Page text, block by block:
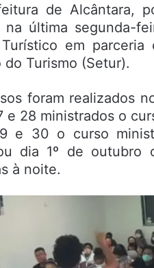
de Alcântara,
na última segunda-
em
do Turismo (Setur).
foram realizados
e 28 ministrados o
e 30 o curso
dia 1º de outubro
à noite.